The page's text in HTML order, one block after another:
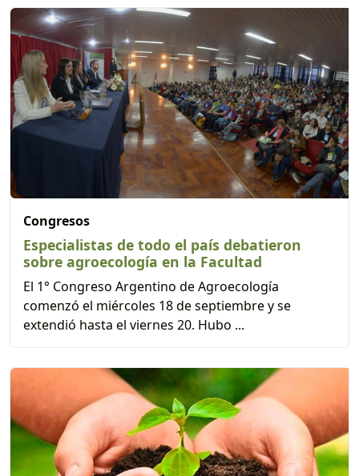
Congresos
Especialistas de todo el país debatieron
sobre agroecología en la Facultad
El 1° Congreso Argentino de Agroecología
comenzó el miércoles 18 de septiembre y se
extendió hasta el viernes 20. Hubo ...